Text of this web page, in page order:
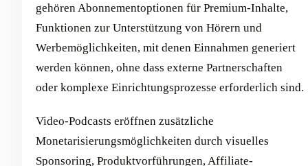
gehören Abonnementoptionen für Premium-Inhalte,
Funktionen zur Unterstützung von Hörern und
Werbemöglichkeiten, mit denen Einnahmen generiert
werden können, ohne dass externe Partnerschaften
oder komplexe Einrichtungsprozesse erforderlich sind.
Video-Podcasts eröffnen zusätzliche
Monetarisierungsmöglichkeiten durch visuelles
Sponsoring, Produktvorführungen, Affiliate-